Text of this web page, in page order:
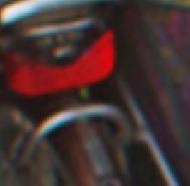
en volop gebruik te
heeft een enorme impuls
applicaties zoals Twitter en
WhatsApp:
50 keer iets mee waarover ik met
je dan een gesprek over. Ik druk
enter. Misschien wel 2000 keer!”
school.
dit meisje behoort, 15 t/m 19 jaar,
mediagebruik en communicatie. Zij